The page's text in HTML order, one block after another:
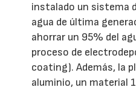
instalado un sistema
agua de última
ahorrar un 95% del
proceso de
coating). Además, la
aluminio, un material